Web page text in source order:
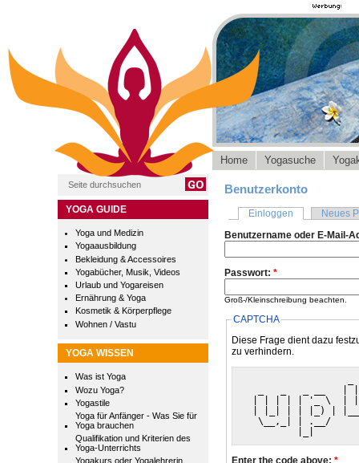
YOGA GUIDE
Yoga und Medizin
Yogaausbildung
Bekleidung & Accessoires
Yogabücher, Musik, Videos
Urlaub und Yogareisen
Ernährung & Yoga
Kosmetik & Körperpflege
Wohnen / Vastu
YOGA WISSEN
Was ist Yoga
Wozu Yoga?
Yogastile
Yoga für Anfänger - Was Sie für
Yoga brauchen
Qualifikation und Kriterien des
Yoga-Unterrichts
Yogakurs oder Yogalehrerin
Home Yogasuche
Benutzerkonto
Einloggen
Neues
Benutzername oder E-Mail-
Passwort: *
Groß-/Kleinschreibung beachten.
CAPTCHA
Diese Frage dient dazu
zu verhindern.
| | | | | '_ \  |
| |_| | | |_) |
\__,_| | .__/
Enter the code above: *